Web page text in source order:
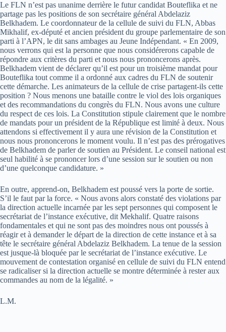
Le FLN n’est pas unanime derrière le futur candidat Bouteflika et ne
partage pas les positions de son secrétaire général Abdelaziz
Belkhadem. Le coordonnateur de la cellule de suivi du FLN, Abbas
Mikhalif, ex-député et ancien président du groupe parlementaire de son
parti à l’APN, le dit sans ambages au Jeune Indépendant. « En 2009,
nous verrons qui est la personne que nous considérerons capable de
répondre aux critères du parti et nous nous prononcerons après.
Belkhadem vient de déclarer qu’il est pour un troisième mandat pour
Bouteflika tout comme il a ordonné aux cadres du FLN de soutenir
cette démarche. Les animateurs de la cellule de crise partagent-ils cette
position ? Nous menons une bataille contre le viol des lois organiques
et des recommandations du congrès du FLN. Nous avons une culture
du respect de ces lois. La Constitution stipule clairement que le nombre
de mandats pour un président de la République est limité à deux. Nous
attendons si effectivement il y aura une révision de la Constitution et
nous nous prononcerons le moment voulu. Il n’est pas des prérogatives
de Belkhadem de parler de soutien au Président. Le conseil national est
seul habilité à se prononcer lors d’une session sur le soutien ou non
d’une quelconque candidature. »
En outre, apprend-on, Belkhadem est poussé vers la porte de sortie.
S’il le faut par la force. « Nous avons alors constaté des violations par
la direction actuelle incarnée par les sept personnes qui composent le
secrétariat de l’instance exécutive, dit Mekhalif. Quatre raisons
fondamentales et qui ne sont pas des moindres nous ont poussés à
réagir et à demander le départ de la direction de cette instance et à sa
tête le secrétaire général Abdelaziz Belkhadem. La tenue de la session
est jusque-là bloquée par le secrétariat de l’instance exécutive. Le
mouvement de contestation organisé en cellule de suivi du FLN entend
se radicaliser si la direction actuelle se montre déterminée à rester aux
commandes au nom de la légalité. »
L.M.